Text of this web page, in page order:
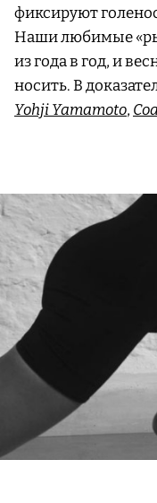
фиксируют
Наши любимые
из года в год, и
носить. В
Yohji Yamamoto,